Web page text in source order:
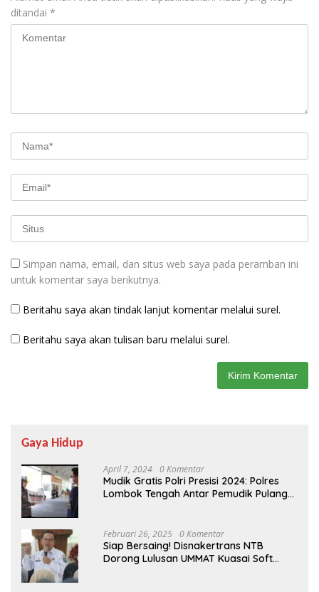
ditandai *
Simpan nama, email, dan situs web saya pada peramban ini
untuk komentar saya berikutnya.
Beritahu saya akan tindak lanjut komentar melalui surel.
Beritahu saya akan tulisan baru melalui surel.
Gaya Hidup
April 7, 2024 0 Komentar
Mudik Gratis Polri Presisi 2024: Polres
Lombok Tengah Antar Pemudik Pulang
Februari 26, 2025 0 Komentar
Siap Bersaing! Disnakertrans NTB
Dorong Lulusan UMMAT Kuasai Soft